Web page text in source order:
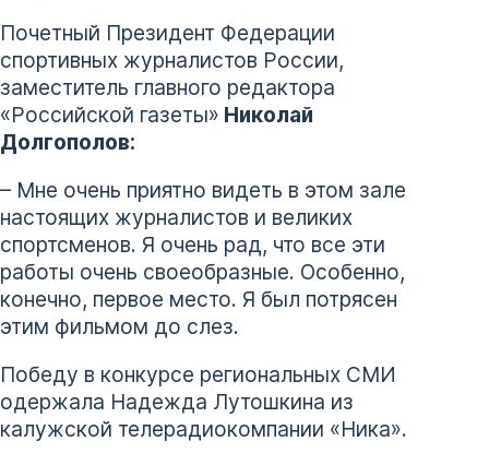
Почетный Президент Федерации
спортивных журналистов России,
заместитель главного редактора
«Российской газеты» Николай
Долгополов:
– Мне очень приятно видеть в этом зале
настоящих журналистов и великих
спортсменов. Я очень рад, что все эти
работы очень своеобразные. Особенно,
конечно, первое место. Я был потрясен
этим фильмом до слез.
Победу в конкурсе региональных СМИ
одержала Надежда Лутошкина из
калужской телерадиокомпании «Ника».